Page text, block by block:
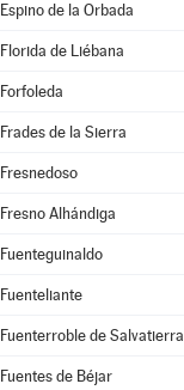
Espino de la Orbada
Florida de Liébana
Forfoleda
Frades de la Sierra
Fresnedoso
Fresno Alhándiga
Fuenteguinaldo
Fuenteliante
Fuenterroble de Salvatierra
Fuentes de Béjar